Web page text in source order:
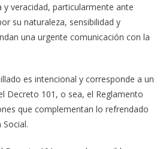
veracidad, particularmente ante
su naturaleza, sensibilidad y
una urgente comunicación con la
es intencional y corresponde a un
Decreto 101, o sea, el Reglamento
que complementan lo refrendado